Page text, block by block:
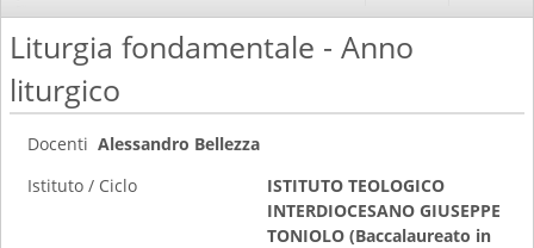
Liturgia fondamentale - Anno
liturgico
Docenti Alessandro Bellezza
Istituto / Ciclo
ISTITUTO TEOLOGICO
INTERDIOCESANO GIUSEPPE
TONIOLO (Baccalaureato in